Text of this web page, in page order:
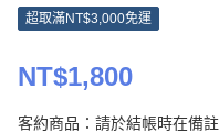
超取滿NT$3,000免運
NT$1,800
客約商品：請於結帳時在備